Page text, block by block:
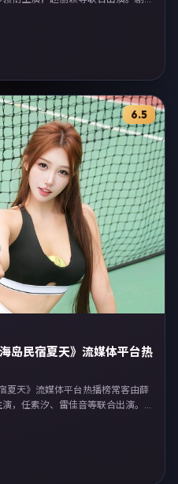
与人物弧光，适合检索「科幻电影
节奏、摄影与配乐上强调沉浸体
策划的引用素材。
6.5
岛民宿夏天》流媒体平台热
夏天》流媒体平台热播榜常客由薛
，任素汐、雷佳音等联合出演。剧
事与人物弧光，适合检索「家庭电
。影片在节奏、摄影与配乐上强调
与专题策划的引用素材。